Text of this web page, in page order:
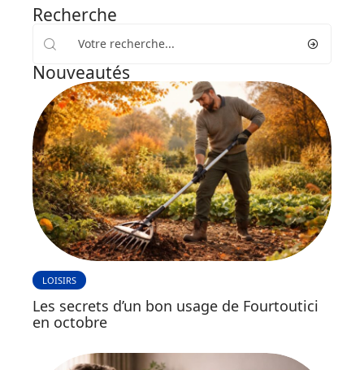
Recherche
Nouveautés
LOISIRS
Les secrets d’un bon usage de Fourtoutici
en octobre